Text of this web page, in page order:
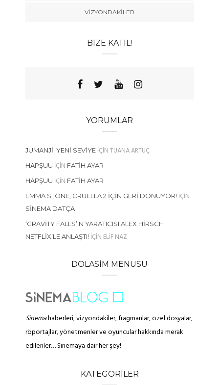
VIZYONDAKILER
BIZE KATIL!
YORUMLAR
JUMANJI: YENI SEVIYEIÇINTUANA ARTUÇ
HAPŞUU IÇIN FATIH AYAR
HAPŞUU IÇIN FATIH AYAR
EMMA STONE, CRUELLA 2 İÇIN GERI DÖNÜYOR!IÇIN
SINEMA DATÇA
‘GRAVITY FALLS’IN YARATICISI ALEX HIRSCH
NETFLIX’LE ANLAŞTI!IÇIN ELIF NAZ
DOLASIM MENUSU
Sinemahaberleri, vizyondakiler, fragmanlar, özel dosyalar,
röportajlar, yönetmenler ve oyuncular hakkında merak
edilenler… Sinemaya dair her şey!
KATEGORILER